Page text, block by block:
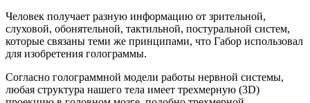
Человек получает разную информацию от зрительной,
слуховой, обонятельной, тактильной, постуральной систем,
которые связаны теми же принципами, что Габор использовал
для изобретения голограммы.
Согласно голограммной модели работы нервной системы,
любая структура нашего тела имеет трехмерную (3D)